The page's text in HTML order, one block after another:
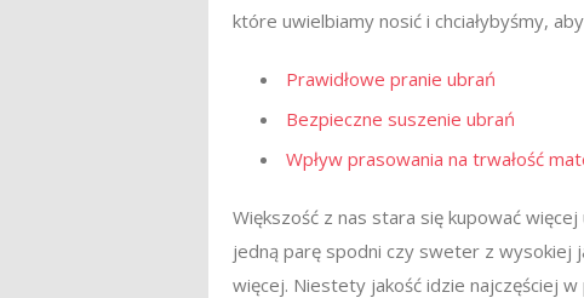
które uwielbiamy nosić i chciałybyśmy,
Prawidłowe pranie ubrań
Bezpieczne suszenie ubrań
Wpływ prasowania na trwałość
Większość z nas stara się kupować
jedną parę spodni czy sweter z wysokiej
więcej. Niestety jakość idzie najczęściej